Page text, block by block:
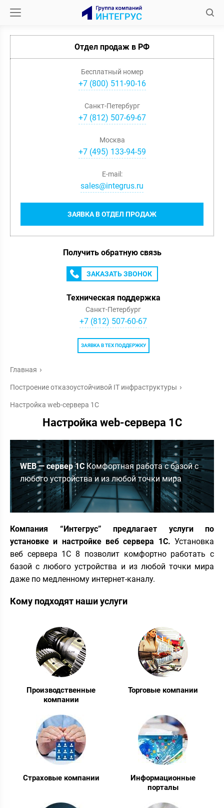
Отдел продаж в РФ
Бесплатный номер
+7 (800) 511-90-16
Санкт-Петербург
+7(812) 507-69-67
Москва
+7(495) 133-94-59
ЗАЯВКА В ОТДЕЛ ПРОДАЖ
E-mail:
sales@integrus.ru
Получить обратную связь
ЗАКАЗАТЬ ЗВОНОК
Техническая поддержка
Санкт-Петербург
+7 (812) 507-60-67
ЗАЯВКА В ТЕХ ПОДДЕРЖКУ
Главная
Построение отказоустойчивой IT инфраструктуры
Настройка web-сервера 1С
Настройка web-сервера 1С
WEB — сервер 1СКомфортная работа с базой с
любого устройства и из любой точки мира
Компания “Интегрус” предлагает услуги по
установке и настройке веб сервера 1С. Установка
веб сервера 1С 8 позволит комфортно работать с
базой с любого устройства и из любой точки мира
даже по медленному интернет-каналу.
Кому подходят наши услуги
Производственные
компании
Торговые компании
Страховые компании
Информационные
порталы